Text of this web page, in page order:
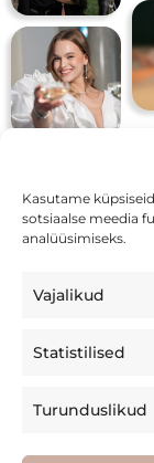
Kasutame
sotsiaalse meedia
analüüsimiseks.
Vajalikud
Statistilised
Turunduslikud